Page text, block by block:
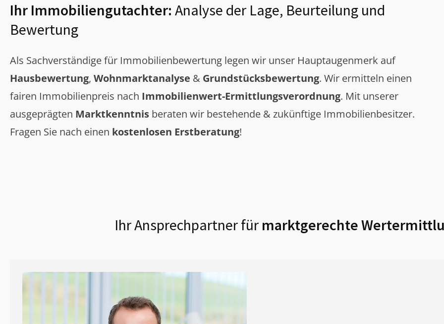
Ihr Immobiliengutachter: Analyse der Lage, Beurteilung und
Bewertung
Als Sachverständige für Immobilienbewertung legen wir unser Hauptaugenmerk auf
Hausbewertung, Wohnmarktanalyse & Grundstücksbewertung. Wir ermitteln einen
fairen Immobilienpreis nach Immobilienwert-Ermittlungsverordnung. Mit unserer
ausgeprägten Marktkenntnis beraten wir bestehende & zukünftige Immobilienbesitzer.
Fragen Sie nach einen kostenlosen Erstberatung!
Ihr Ansprechpartner fürmarktgerechte